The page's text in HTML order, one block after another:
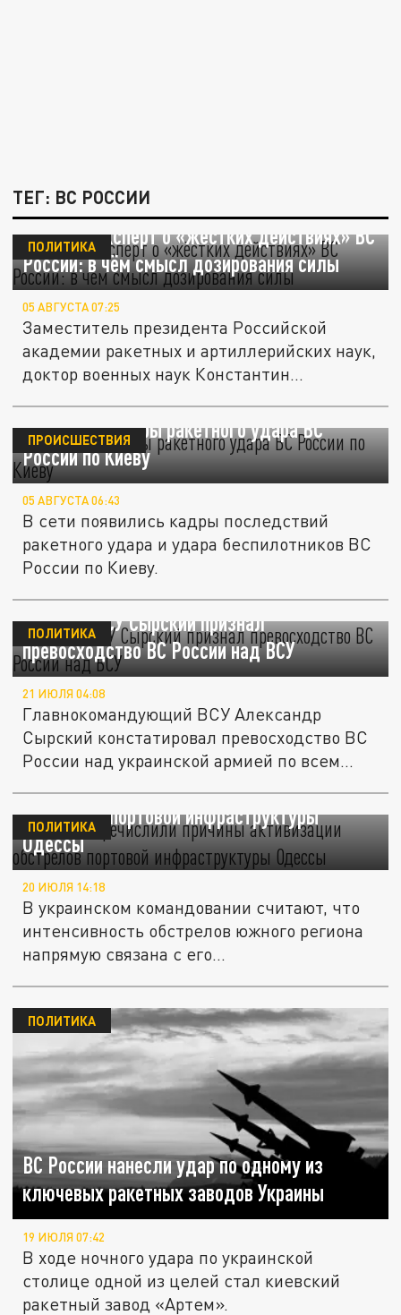
ТЕГ: ВС РОССИИ
Военный эксперт о «жёстких действиях» ВС
России: в чём смысл дозирования силы
ПОЛИТИКА
05 АВГУСТА 07:25
Заместитель президента Российской
академии ракетных и артиллерийских наук,
доктор военных наук Константин...
Появились кадры ракетного удара ВС
России по Киеву
ПРОИСШЕСТВИЯ
05 АВГУСТА 06:43
В сети появились кадры последствий
ракетного удара и удара беспилотников ВС
России по Киеву.
Главком ВСУ Сырский признал
превосходство ВС России над ВСУ
ПОЛИТИКА
21 ИЮЛЯ 04:08
Главнокомандующий ВСУ Александр
Сырский констатировал превосходство ВС
России над украинской армией по всем...
В Киеве перечислили причины активизации
обстрелов портовой инфраструктуры
Одессы
ПОЛИТИКА
20 ИЮЛЯ 14:18
В украинском командовании считают, что
интенсивность обстрелов южного региона
напрямую связана с его...
ВС России нанесли удар по одному из
ключевых ракетных заводов Украины
ПОЛИТИКА
19 ИЮЛЯ 07:42
В ходе ночного удара по украинской
столице одной из целей стал киевский
ракетный завод «Артем».